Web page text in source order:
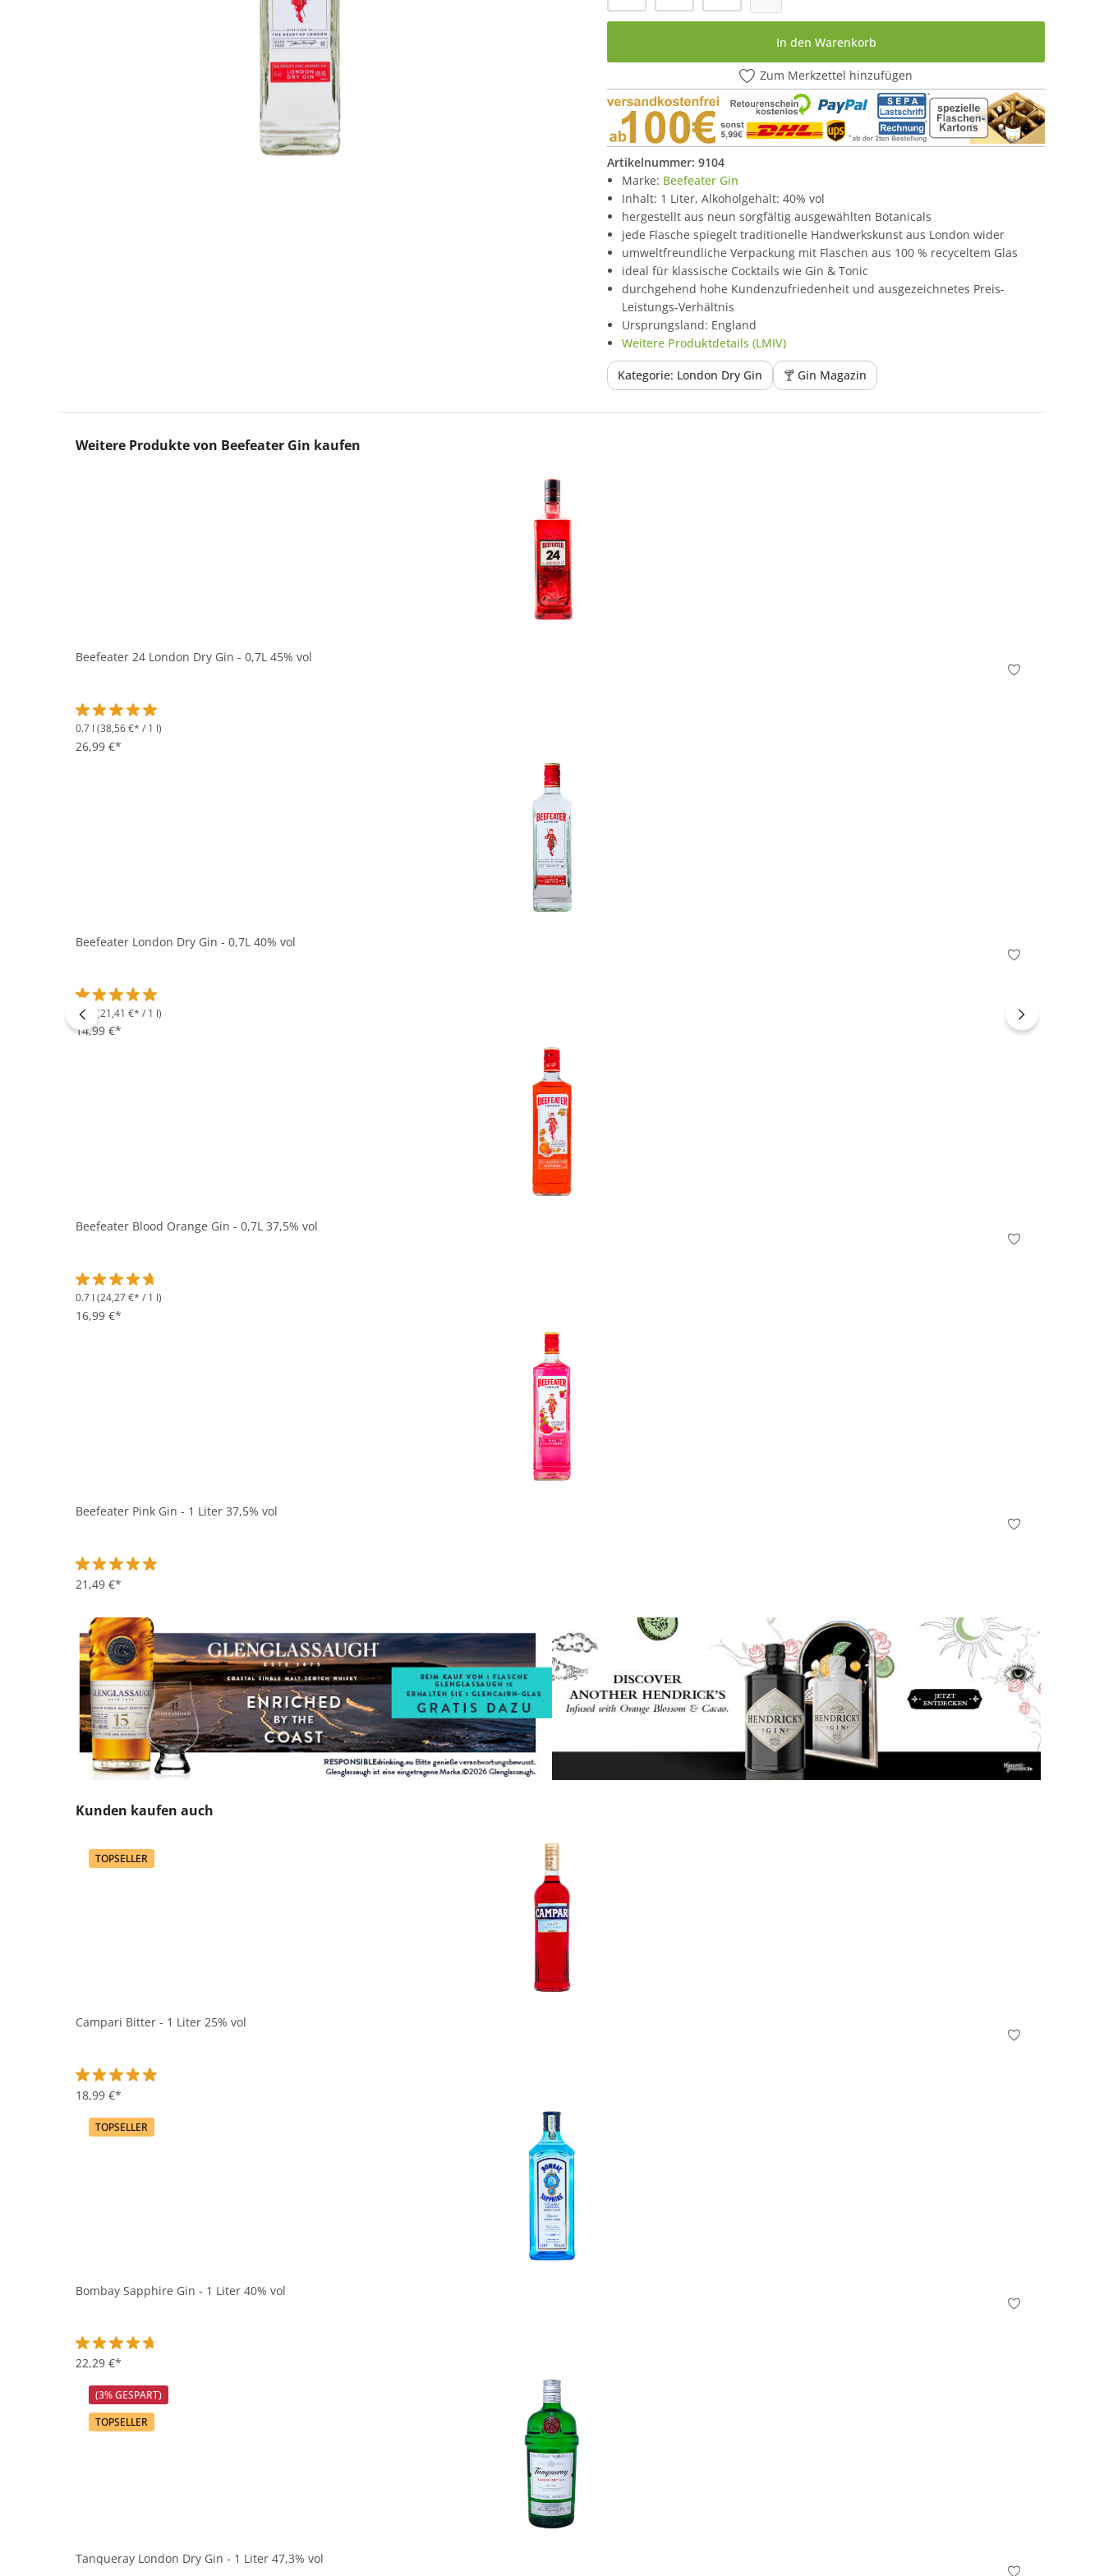
In den Warenkorb
Zum Merkzettel hinzufügen
Artikelnummer: 9104
Marke: Beefeater Gin
Inhalt: 1 Liter, Alkoholgehalt: 40% vol
hergestellt aus neun sorgfältig ausgewählten Botanicals
jede Flasche spiegelt traditionelle Handwerkskunst aus London wider
umweltfreundliche Verpackung mit Flaschen aus 100 % recyceltem Glas
ideal für klassische Cocktails wie Gin & Tonic
durchgehend hohe Kundenzufriedenheit und ausgezeichnetes Preis-
Leistungs-Verhältnis
Ursprungsland: England
Weitere Produktdetails (LMIV)
Kategorie: London Dry Gin 🍸 Gin Magazin
Produktgalerie überspringen
Weitere Produkte von Beefeater Gin kaufen
Beefeater 24 London Dry Gin - 0,7L 45% vol
Durchschnittliche Bewertung von 5 von 5 Sternen
0.7 l (38,56 €* / 1 l)
26,99 €*
In den Korb
Beefeater London Dry Gin - 0,7L 40% vol
Durchschnittliche Bewertung von 5 von 5 Sternen
0.7 l (21,41 €* / 1 l)
14,99 €*
In den Korb
Beefeater Blood Orange Gin - 0,7L 37,5% vol
Durchschnittliche Bewertung von 4.6 von 5 Sternen
0.7 l (24,27 €* / 1 l)
16,99 €*
In den Korb
Beefeater Pink Gin - 1 Liter 37,5% vol
Durchschnittliche Bewertung von 5 von 5 Sternen
21,49 €*
In den Korb
Produktgalerie überspringen
Kunden kaufen auch
TOPSELLER
Campari Bitter - 1 Liter 25% vol
Durchschnittliche Bewertung von 4.9 von 5 Sternen
18,99 €*
In den Korb
TOPSELLER
Bombay Sapphire Gin - 1 Liter 40% vol
Durchschnittliche Bewertung von 4.7 von 5 Sternen
22,29 €*
In den Korb
(3% GESPART)
TOPSELLER
Tanqueray London Dry Gin - 1 Liter 47,3% vol
In den Korb